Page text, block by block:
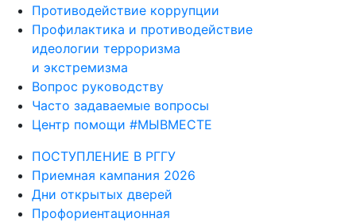
Противодействие коррупции
Профилактика и противодействие
идеологии терроризма
и экстремизма
Вопрос руководству
Часто задаваемые вопросы
Центр помощи #МЫВМЕСТЕ
ПОСТУПЛЕНИЕ В РГГУ
Приемная кампания 2026
Дни открытых дверей
Профориентационная